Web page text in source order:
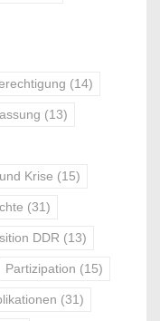
(14)
(13)
Krise (15)
(31)
DDR (13)
Partizipation (15)
(31)